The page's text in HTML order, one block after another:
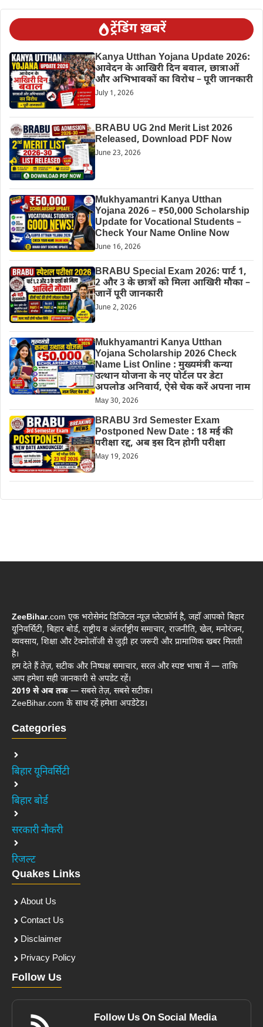
ट्रेंडिंग ख़बरें
Kanya Utthan Yojana Update 2026:
आवेदन के आखिरी दिन बवाल, छात्राओं
और अभिभावकों का विरोध – पूरी जानकारी
July 1, 2026
BRABU UG 2nd Merit List 2026
Released, Download PDF Now
June 23, 2026
Mukhyamantri Kanya Utthan
Yojana 2026 – ₹50,000 Scholarship
Update for Vocational Students –
Check Your Name Online Now
June 16, 2026
BRABU Special Exam 2026: पार्ट 1,
2 और 3 के छात्रों को मिला आखिरी मौका –
जानें पूरी जानकारी
June 2, 2026
Mukhyamantri Kanya Utthan
Yojana Scholarship 2026 Check
Name List Online : मुख्यमंत्री कन्या
उत्थान योजना के नए पोर्टल पर डेटा
अपलोड अनिवार्य, ऐसे चेक करें अपना नाम
May 30, 2026
BRABU 3rd Semester Exam
Postponed New Date : 18 मई की
परीक्षा रद्द, अब इस दिन होगी परीक्षा
May 19, 2026
ZeeBihar.com एक भरोसेमंद डिजिटल न्यूज़ प्लेटफ़ॉर्म है, जहाँ आपको बिहार
यूनिवर्सिटी, बिहार बोर्ड, राष्ट्रीय व अंतर्राष्ट्रीय समाचार, राजनीति, खेल, मनोरंजन,
व्यवसाय, शिक्षा और टेक्नोलॉजी से जुड़ी हर जरूरी और प्रामाणिक खबर मिलती
है।
हम देते हैं तेज़, सटीक और निष्पक्ष समाचार, सरल और स्पष्ट भाषा में — ताकि
आप हमेशा सही जानकारी से अपडेट रहें।
2019 से अब तक — सबसे तेज़, सबसे सटीक।
ZeeBihar.com के साथ रहें हमेशा अपडेटेड।
Categories
बिहार यूनिवर्सिटी
बिहार बोर्ड
सरकारी नौकरी
रिजल्ट
Quakes Links
About Us
Contact Us
Disclaimer
Privacy Policy
Follow Us
Follow Us On Social Media